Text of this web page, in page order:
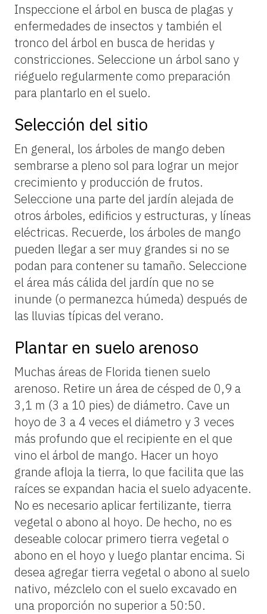
Inspeccione el árbol en busca de plagas y
enfermedades de insectos y también el
tronco del árbol en busca de heridas y
constricciones. Seleccione un árbol sano y
riéguelo regularmente como preparación
para plantarlo en el suelo.
Selección del sitio
En general, los árboles de mango deben
sembrarse a pleno sol para lograr un mejor
crecimiento y producción de frutos.
Seleccione una parte del jardín alejada de
otros árboles, edificios y estructuras, y líneas
eléctricas. Recuerde, los árboles de mango
pueden llegar a ser muy grandes si no se
podan para contener su tamaño. Seleccione
el área más cálida del jardín que no se
inunde (o permanezca húmeda) después de
las lluvias típicas del verano.
Plantar en suelo arenoso
Muchas áreas de Florida tienen suelo
arenoso. Retire un área de césped de 0,9 a
3,1 m (3 a 10 pies) de diámetro. Cave un
hoyo de 3 a 4 veces el diámetro y 3 veces
más profundo que el recipiente en el que
vino el árbol de mango. Hacer un hoyo
grande afloja la tierra, lo que facilita que las
raíces se expandan hacia el suelo adyacente.
No es necesario aplicar fertilizante, tierra
vegetal o abono al hoyo. De hecho, no es
deseable colocar primero tierra vegetal o
abono en el hoyo y luego plantar encima. Si
desea agregar tierra vegetal o abono al suelo
nativo, mézclelo con el suelo excavado en
una proporción no superior a 50:50.